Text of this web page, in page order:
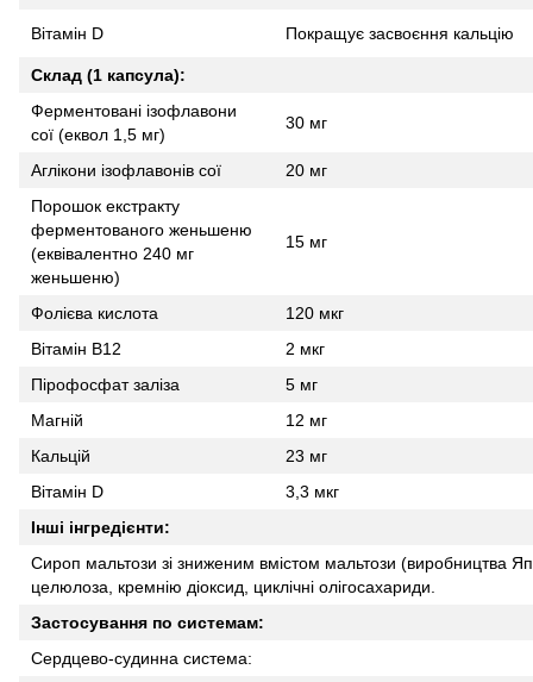
Вітамін D Покращує засвоєння кальцію
Склад (1 капсула):
Ферментовані ізофлавони
сої (еквол 1,5 мг)
30 мг
Аглікони ізофлавонів сої
20 мг
Порошок екстракту
ферментованого женьшеню
(еквівалентно 240 мг
женьшеню)
15 мг
Фолієва кислота
120 мкг
Вітамін B12
2 мкг
Пірофосфат заліза
5 мг
Магній
12 мг
Кальцій
23 мг
Вітамін D
3,3 мкг
Інші інгредієнти:
Сироп мальтози зі зниженим вмістом мальтози (виробництва
целюлоза, кремнію діоксид, циклічні олігосахариди.
Застосування по системам:
Сердцево-судинна система: